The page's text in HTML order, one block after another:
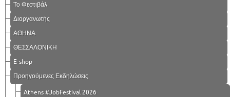
Το Φεστιβάλ
Διοργανωτής
ΑΘΗΝΑ
ΘΕΣΣΑΛΟΝΙΚΗ
E-shop
Προηγούμενες Εκδηλώσεις
Athens #JobFestival 2026